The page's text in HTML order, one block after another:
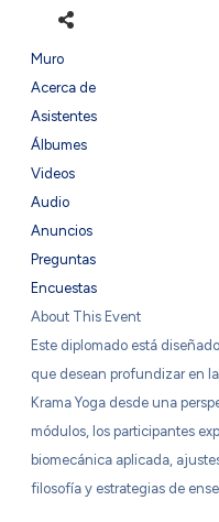
Muro
Acerca de
Asistentes
Álbumes
Videos
Audio
Anuncios
Preguntas
Encuestas
About This Event
Este diplomado está
que desean profundizar en
Krama Yoga desde una
módulos, los participantes
biomecánica aplicada,
filosofía y estrategias de